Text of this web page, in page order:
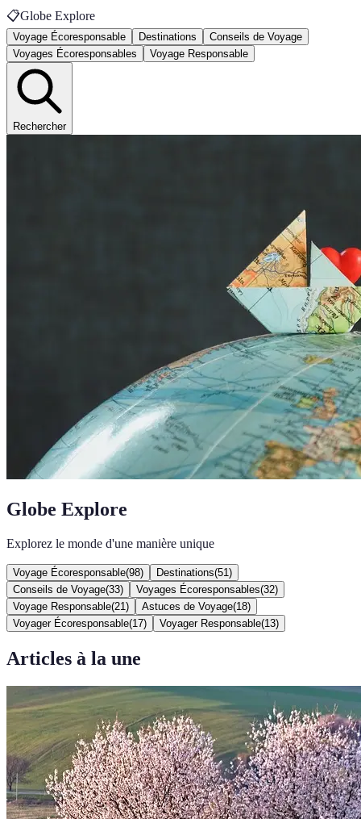
📋Globe Explore
Voyage Écoresponsable Destinations
Conseils de Voyage
Voyages Écoresponsables
Voyage Responsable
Rechercher
Globe Explore
Explorez le monde d'une manière unique
Voyage Écoresponsable(98) Destinations(51 )
Conseils de Voyage(33) Voyages Écoresponsables(32)
Voyage Responsable(21 ) Astuces de Voyage(18)
Voyager Écoresponsable(17) Voyager Responsable(13)
Articles à la une